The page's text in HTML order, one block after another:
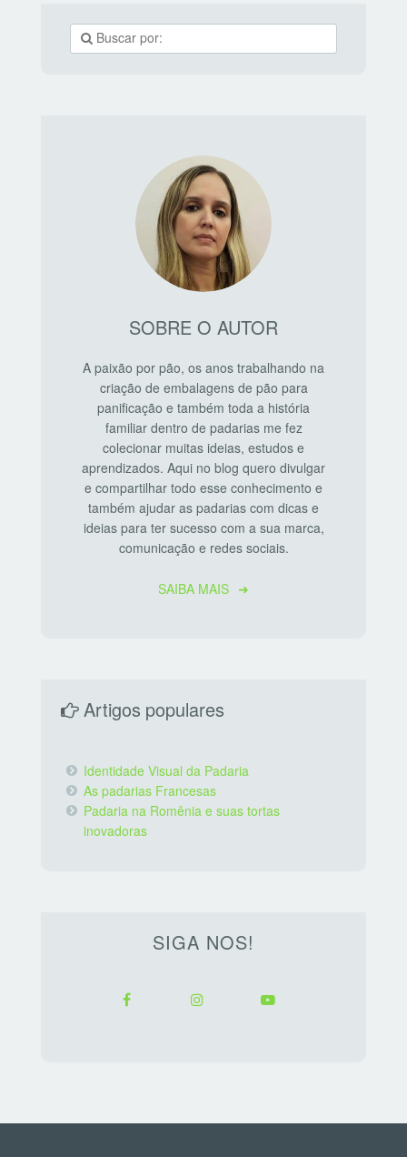
SOBRE O AUTOR
A paixão por pão, os anos trabalhando na
criação de embalagens de pão para
panificação e também toda a história
familiar dentro de padarias me fez
colecionar muitas ideias, estudos e
aprendizados. Aqui no blog quero divulgar
e compartilhar todo esse conhecimento e
também ajudar as padarias com dicas e
ideias para ter sucesso com a sua marca,
comunicação e redes sociais.
SAIBA MAIS
Artigos populares
Identidade Visual da Padaria
As padarias Francesas
Padaria na Romênia e suas tortas
inovadoras
SIGA NOS!